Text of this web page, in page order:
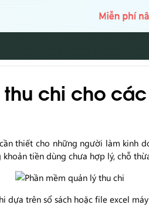
thu chi cho
thiết cho những người làm kinh
tiền dùng chưa hợp lý, chỗ
dựa trên sổ sách hoặc file excel